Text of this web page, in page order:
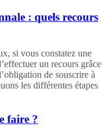
: quels recours
si vous constatez une
un recours grâce
de souscrire à
les différentes étapes
faire ?